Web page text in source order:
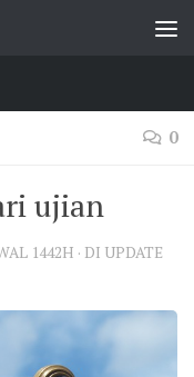
0
ujian
1442H · DI UPDATE